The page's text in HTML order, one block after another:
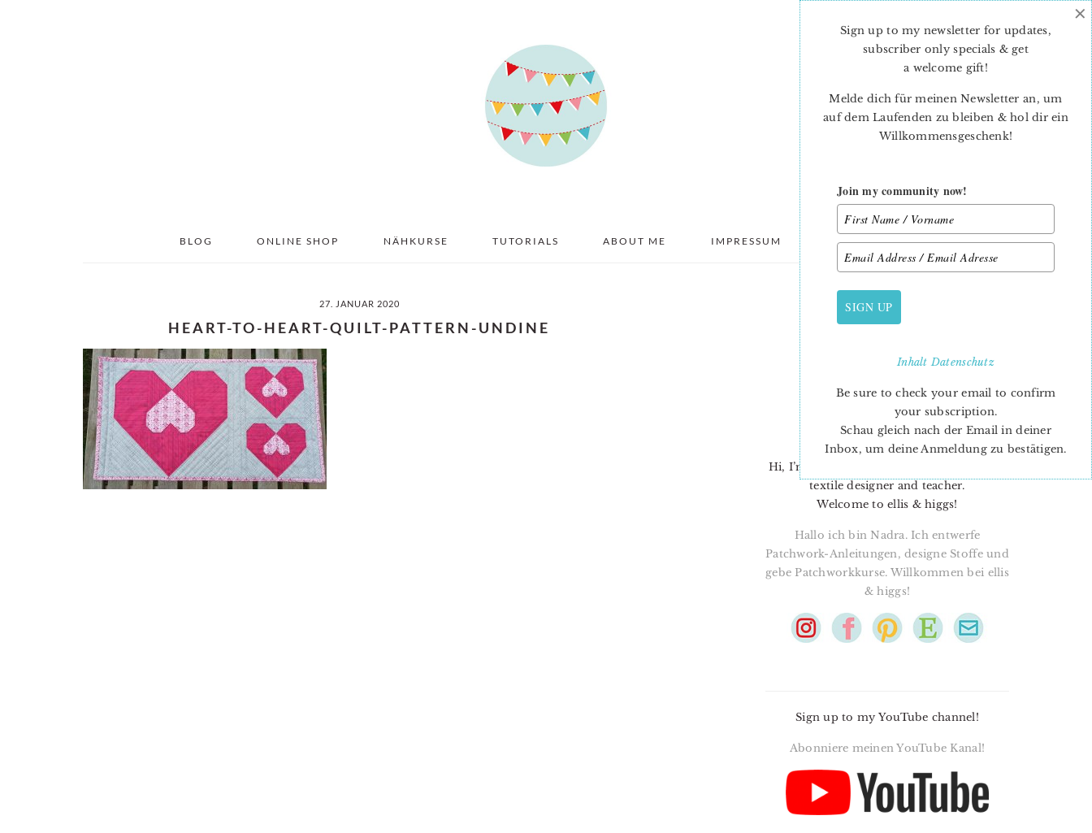
BLOG ONLINE SHOP NÄHKURSE TUTORIALS ABOUT ME IMPRESSUM DATENSCHUTZ
27. JANUAR 2020
HEART-TO-HEART-QUILT-PATTERN-UNDINE
PRIMARY
SIDEBAR
Hi, I’m Nadra. I’m a quilt pattern designer,
textile designer and teacher.
Welcome to ellis & higgs!
Hallo ich bin Nadra. Ich entwerfe
Patchwork-Anleitungen, designe Stoffe und
gebe Patchworkkurse. Willkommen bei ellis
& higgs!
Sign up to my YouTube channel!
Abonniere meinen YouTube Kanal!
Sign up to my newsletter for updates,
subscriber only specials & get
a welcome gift!
Melde dich für meinen Newsletter an, um
auf dem Laufenden zu bleiben & hol dir ein
Willkommensgeschenk!
Join my community now!
SIGN UP
InhaltDatenschutz
Be sure to check your email to confirm
your subscription.
Schau gleich nach der Email in deiner
Inbox, um deine Anmeldung zu bestätigen.
×